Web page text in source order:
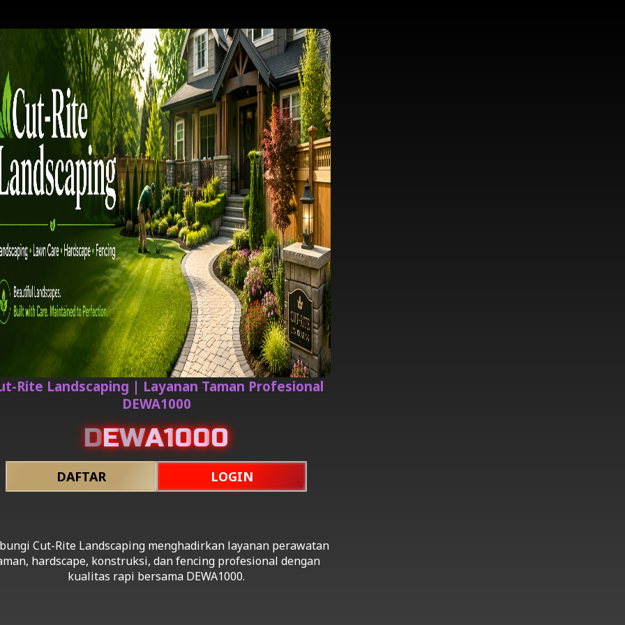
Rite Landscaping | Layanan Taman Profesional
DEWA1000
DEWA1000
DAFTAR LOGIN
Cut-Rite Landscaping menghadirkan layanan perawatan
hardscape, konstruksi, dan fencing profesional dengan
kualitas rapi bersama DEWA1000.